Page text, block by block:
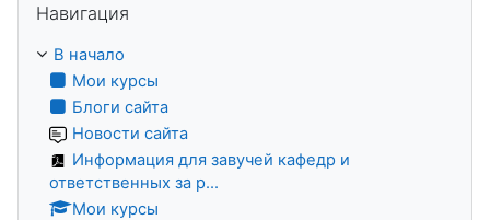
Навигация
В начало
Мои курсы
Блоги сайта
Новости сайта
Информация для завучей кафедр и
ответственных за р...
Мои курсы